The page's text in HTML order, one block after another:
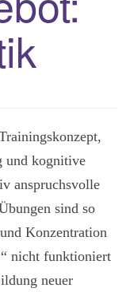
und kognitive
anspruchsvolle
sind so
Konzentration
nicht funktioniert
neuer